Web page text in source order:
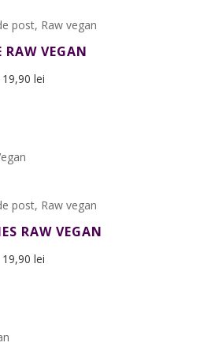
post, Raw vegan
RAW VEGAN
19,90 lei
post, Raw vegan
RAW VEGAN
19,90 lei